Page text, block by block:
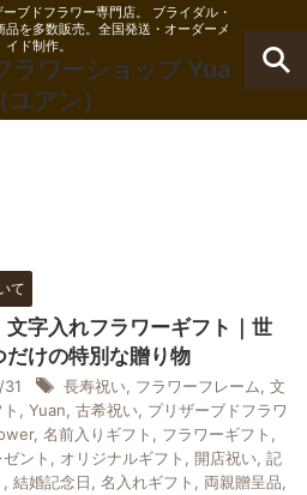
ブドフラワー専門店。 ブライダル・
を多数販売。全国発送・オーダーメ
イド制作。
ラワーショップ Yua
ユアン）
て
文字入れフラワーギフト｜世
だけの特別な贈り物
長寿祝い, フラワーフレーム, 文
, Yuan, 古希祝い, プリザーブドフラワ
, 名前入りギフト , フラワーギフト ,
ント , オリジナルギフト , 開店祝い, 記
, 結婚記念日, 名入れギフト , 両親贈呈品,